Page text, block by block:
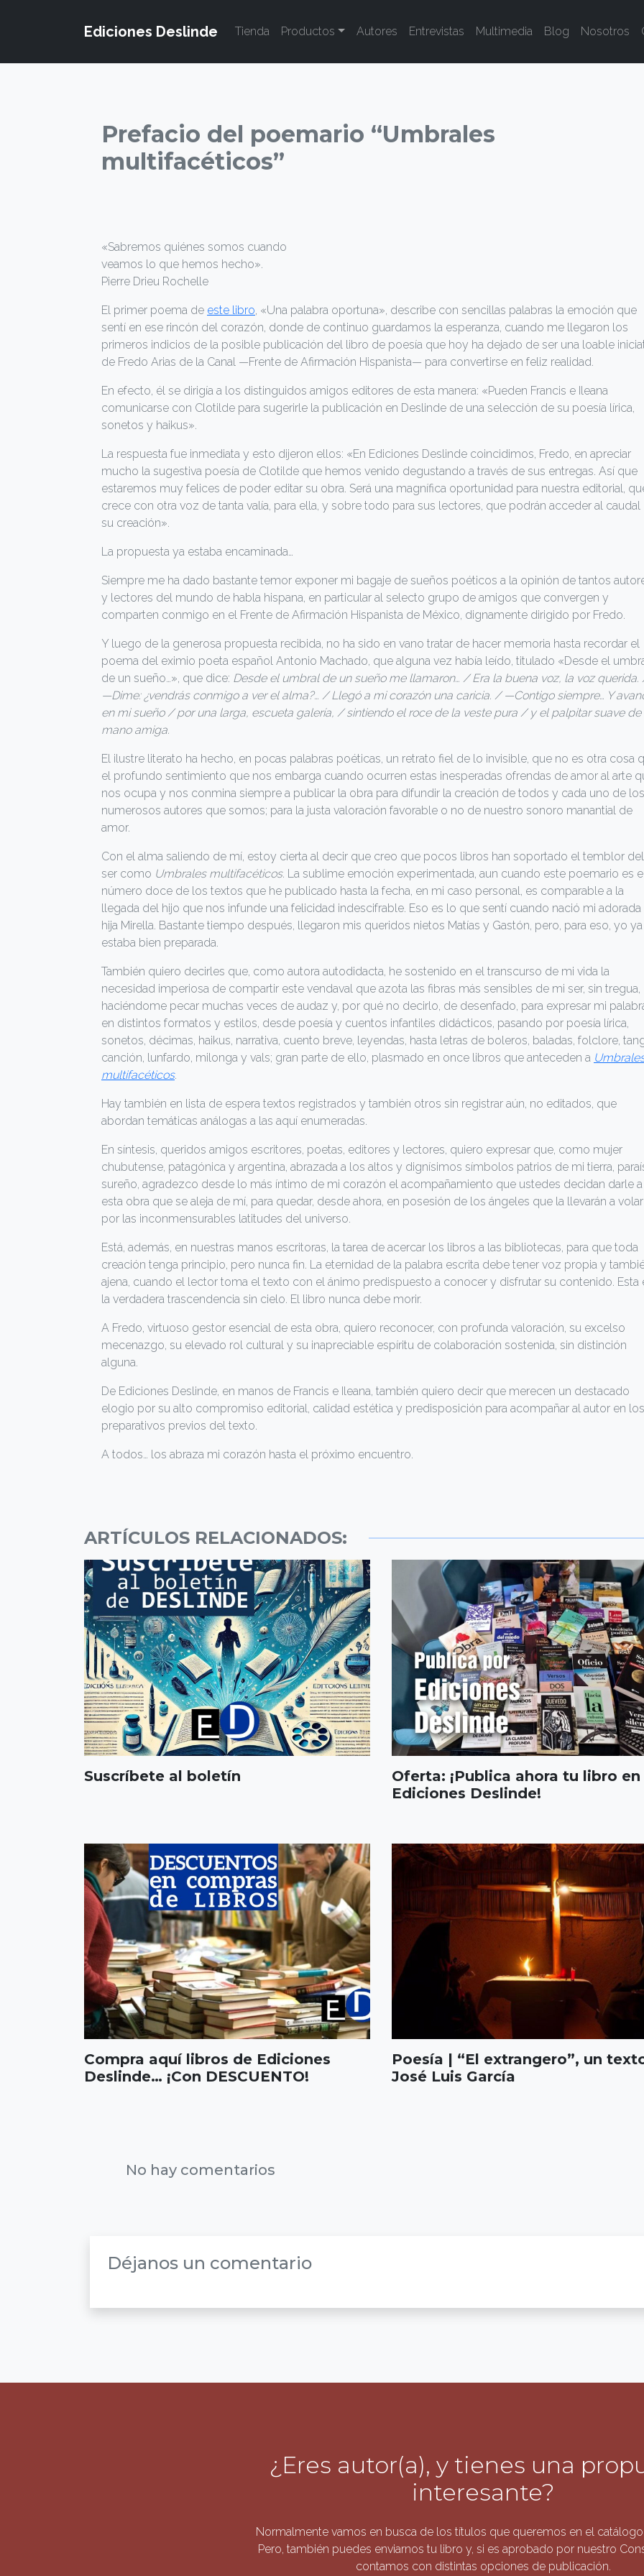
Ediciones Deslinde Tienda Productos Autores Entrevistas Multimedia Blog Nosotros
Prefacio del poemario “Umbrales
multifacéticos”
«Sabremos quiénes somos cuando
veamos lo que hemos hecho».
Pierre Drieu Rochelle
El primer poema de este libro, «Una palabra oportuna», describe con sencillas palabras la emoción que
sentí en ese rincón del corazón, donde de continuo guardamos la esperanza, cuando me llegaron los
primeros indicios de la posible publicación del libro de poesía que hoy ha dejado de ser una loable
de Fredo Arias de la Canal —Frente de Afirmación Hispanista— para convertirse en feliz realidad.
En efecto, él se dirigía a los distinguidos amigos editores de esta manera: «Pueden Francis e Ileana
comunicarse con Clotilde para sugerirle la publicación en Deslinde de una selección de su poesía lírica,
sonetos y haikus».
La respuesta fue inmediata y esto dijeron ellos: «En Ediciones Deslinde coincidimos, Fredo, en apreciar
mucho la sugestiva poesía de Clotilde que hemos venido degustando a través de sus entregas. Así que
estaremos muy felices de poder editar su obra. Será una magnífica oportunidad para nuestra editorial,
crece con otra voz de tanta valía, para ella, y sobre todo para sus lectores, que podrán acceder al caudal
su creación».
La propuesta ya estaba encaminada…
Siempre me ha dado bastante temor exponer mi bagaje de sueños poéticos a la opinión de tantos
y lectores del mundo de habla hispana, en particular al selecto grupo de amigos que convergen y
comparten conmigo en el Frente de Afirmación Hispanista de México, dignamente dirigido por Fredo.
Y luego de la generosa propuesta recibida, no ha sido en vano tratar de hacer memoria hasta recordar el
poema del eximio poeta español Antonio Machado, que alguna vez había leído, titulado «Desde el
de un sueño…», que dice: Desde el umbral de un sueño me llamaron… / Era la buena voz, la voz querida.
—Dime: ¿vendrás conmigo a ver el alma?… / Llegó a mi corazón una caricia. / —Contigo siempre… Y
en mi sueño / por una larga, escueta galería, / sintiendo el roce de la veste pura / y el palpitar suave de
mano amiga.
El ilustre literato ha hecho, en pocas palabras poéticas, un retrato fiel de lo invisible, que no es otra cosa
el profundo sentimiento que nos embarga cuando ocurren estas inesperadas ofrendas de amor al arte
nos ocupa y nos conmina siempre a publicar la obra para difundir la creación de todos y cada uno de los
numerosos autores que somos; para la justa valoración favorable o no de nuestro sonoro manantial de
amor.
Con el alma saliendo de mí, estoy cierta al decir que creo que pocos libros han soportado el temblor del
ser como Umbrales multifacéticos. La sublime emoción experimentada, aun cuando este poemario es
número doce de los textos que he publicado hasta la fecha, en mi caso personal, es comparable a la
llegada del hijo que nos infunde una felicidad indescifrable. Eso es lo que sentí cuando nació mi adorada
hija Mirella. Bastante tiempo después, llegaron mis queridos nietos Matías y Gastón, pero, para eso, yo ya
estaba bien preparada.
También quiero decirles que, como autora autodidacta, he sostenido en el transcurso de mi vida la
necesidad imperiosa de compartir este vendaval que azota las fibras más sensibles de mi ser, sin tregua,
haciéndome pecar muchas veces de audaz y, por qué no decirlo, de desenfado, para expresar mi
en distintos formatos y estilos, desde poesía y cuentos infantiles didácticos, pasando por poesía lírica,
sonetos, décimas, haikus, narrativa, cuento breve, leyendas, hasta letras de boleros, baladas, folclore,
canción, lunfardo, milonga y vals; gran parte de ello, plasmado en once libros que anteceden a
multifacéticos.
Hay también en lista de espera textos registrados y también otros sin registrar aún, no editados, que
abordan temáticas análogas a las aquí enumeradas.
En síntesis, queridos amigos escritores, poetas, editores y lectores, quiero expresar que, como mujer
chubutense, patagónica y argentina, abrazada a los altos y dignísimos símbolos patrios de mi tierra,
sureño, agradezco desde lo más íntimo de mi corazón el acompañamiento que ustedes decidan darle a
esta obra que se aleja de mí, para quedar, desde ahora, en posesión de los ángeles que la llevarán a volar
por las inconmensurables latitudes del universo.
Está, además, en nuestras manos escritoras, la tarea de acercar los libros a las bibliotecas, para que toda
creación tenga principio, pero nunca fin. La eternidad de la palabra escrita debe tener voz propia y
ajena, cuando el lector toma el texto con el ánimo predispuesto a conocer y disfrutar su contenido. Esta
la verdadera trascendencia sin cielo. El libro nunca debe morir.
A Fredo, virtuoso gestor esencial de esta obra, quiero reconocer, con profunda valoración, su excelso
mecenazgo, su elevado rol cultural y su inapreciable espíritu de colaboración sostenida, sin distinción
alguna.
De Ediciones Deslinde, en manos de Francis e Ileana, también quiero decir que merecen un destacado
elogio por su alto compromiso editorial, calidad estética y predisposición para acompañar al autor en los
preparativos previos del texto.
A todos… los abraza mi corazón hasta el próximo encuentro.
ARTÍCULOS RELACIONADOS:
Suscríbete al boletín
Oferta: ¡Publica ahora tu libro en
Ediciones Deslinde!
Compra aquí libros de Ediciones
Deslinde… ¡Con DESCUENTO!
Poesía | “El extrangero”, un
José Luis García
No hay comentarios
Déjanos un comentario
¿Eres autor(a), y tienes una
interesante?
Normalmente vamos en busca de los títulos que queremos en el
Pero, también puedes enviarnos tu libro y, si es aprobado por nuestro
contamos con distintas opciones de publicación.